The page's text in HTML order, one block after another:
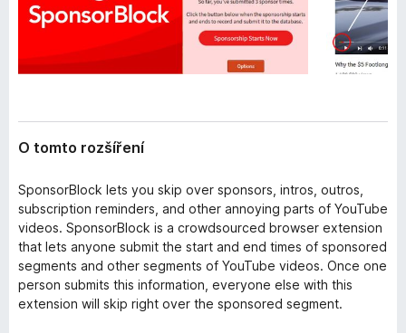
O tomto rozšíření
SponsorBlock lets you skip over sponsors, intros, outros,
subscription reminders, and other annoying parts of YouTube
videos. SponsorBlock is a crowdsourced browser extension
that lets anyone submit the start and end times of sponsored
segments and other segments of YouTube videos. Once one
person submits this information, everyone else with this
extension will skip right over the sponsored segment.